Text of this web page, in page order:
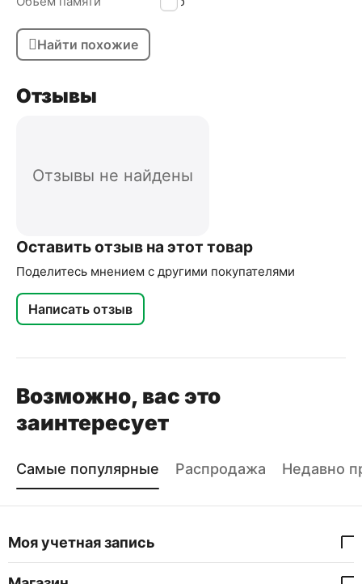
Найти похожие
Отзывы
Отзывы не найдены
Оставить отзыв на этот товар
Поделитесь мнением с другими покупателями
Написать отзыв
Возможно, вас это
заинтересует
Самые популярные Распродажа Недавно
Моя учетная запись